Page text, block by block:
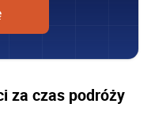
za czas podróży